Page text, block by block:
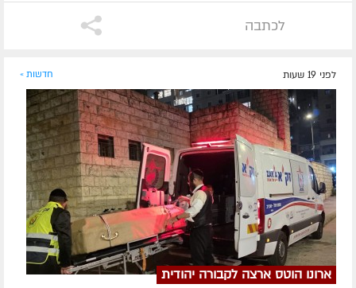
לכתבה
לפני 19 שעות חדשות »
ארונו הוטס ארצה לקבורה יהודית